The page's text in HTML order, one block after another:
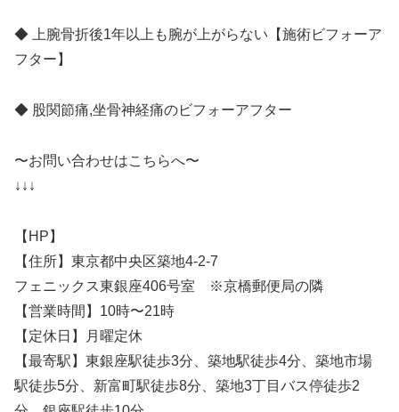
◆ 上腕骨折後1年以上も腕が上がらない【施術ビフォーア
フター】
◆ 股関節痛,坐骨神経痛のビフォーアフター
〜お問い合わせはこちらへ〜
↓↓↓
【HP】
【住所】東京都中央区築地4-2-7
フェニックス東銀座406号室 ※京橋郵便局の隣
【営業時間】10時〜21時
【定休日】月曜定休
【最寄駅】東銀座駅徒歩3分、築地駅徒歩4分、築地市場
駅徒歩5分、新富町駅徒歩8分、築地3丁目バス停徒歩2